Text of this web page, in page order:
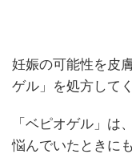
妊娠の可能性を皮
ゲル」を処方して
「ベピオゲル」は
悩んでいたときに